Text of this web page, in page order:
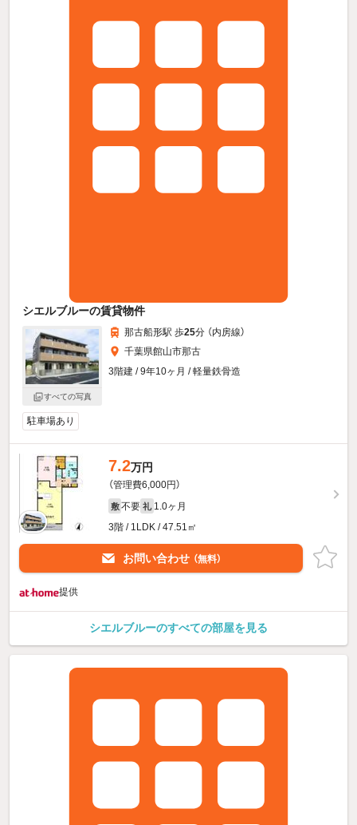
シエルブルーの賃貸物件
すべての写真
那古船形駅 歩25分 （内房線）
千葉県館山市那古
3階建 / 9年10ヶ月 / 軽量鉄骨造
駐車場あり
7.2万円
（管理費6,000円）
敷 不要 礼 1.0ヶ月
3階 / 1LDK / 47.51㎡
お問い合わせ （無料）
提供
シエルブルーのすべての部屋を見る